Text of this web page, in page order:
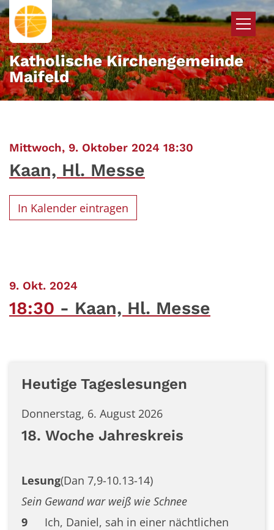
Zum Inhalt springen
Katholische Kirchengemeinde
Maifeld
Mittwoch, 9. Oktober 2024 18:30
Kaan, Hl. Messe
In Kalender eintragen
9. Okt. 2024:
18:30 Kaan, Hl. Messe
Heutige Tageslesungen
Donnerstag, 6. August 2026
18. Woche Jahreskreis
Lesung(Dan 7,9-10.13-14)
Sein Gewand war weiß wie Schnee
9
Ich, Daniel, sah in einer nächtlichen